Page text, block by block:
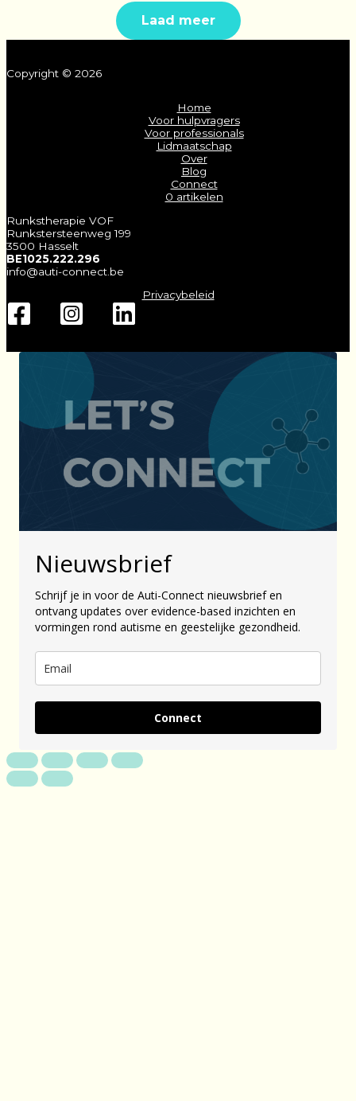
Laad meer
Copyright © 2026
Home
Voor hulpvragers
Voor professionals
Lidmaatschap
Over
Blog
Connect
0 artikelen
Runkstherapie VOF
Runkstersteenweg 199
3500 Hasselt
BE1025.222.296
info@auti-connect.be
Privacybeleid
Nieuwsbrief
Schrijf je in voor de Auti-Connect nieuwsbrief en
ontvang updates over evidence-based inzichten en
vormingen rond autisme en geestelijke gezondheid.
Connect